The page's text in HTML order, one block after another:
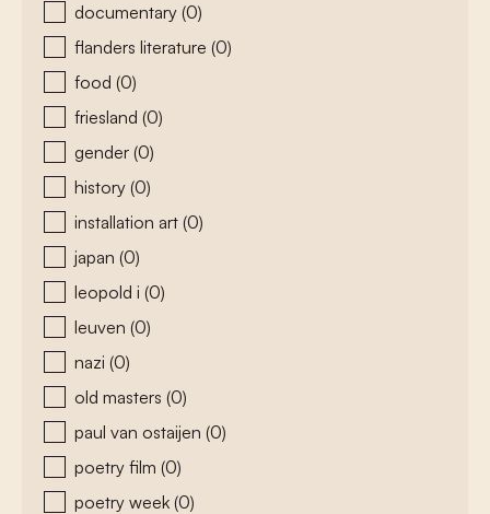
documentary (0)
flanders literature (0)
food (0)
friesland (0)
gender (0)
history (0)
installation art (0)
japan (0)
leopold i (0)
leuven (0)
nazi (0)
old masters (0)
paul van ostaijen (0)
poetry film (0)
poetry week (0)